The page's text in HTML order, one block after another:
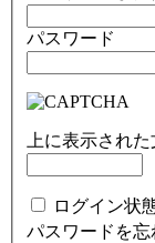
パスワード
上に表示され
ログイン状
パスワードを忘